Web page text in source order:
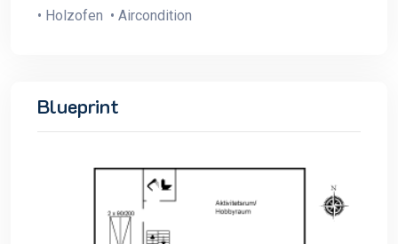
• Holzofen • Aircondition
Blueprint